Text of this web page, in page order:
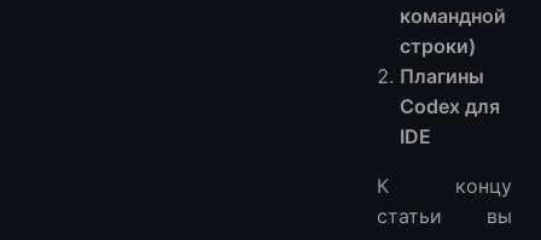
командной
строки)
Плагины
Codex для
IDE
К концу
статьи вы